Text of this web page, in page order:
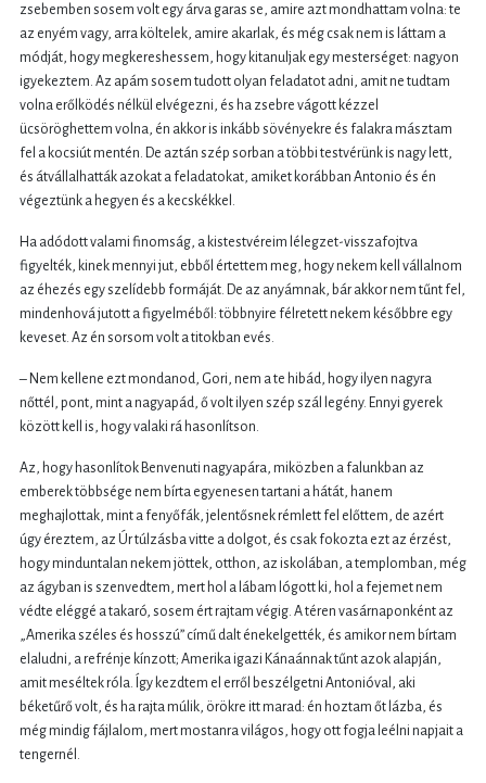
zsebemben sosem volt egy árva garas se, amire azt mondhattam volna: te
az enyém vagy, arra költelek, amire akarlak, és még csak nem is láttam a
módját, hogy megkereshessem, hogy kitanuljak egy mesterséget: nagyon
igyekeztem. Az apám sosem tudott olyan feladatot adni, amit ne tudtam
volna erőlködés nélkül elvégezni, és ha zsebre vágott kézzel
ücsöröghettem volna, én akkor is inkább sövényekre és falakra másztam
fel a kocsiút mentén. De aztán szép sorban a többi testvérünk is nagy lett,
és átvállalhatták azokat a feladatokat, amiket korábban Antonio és én
végeztünk a hegyen és a kecskékkel.
Ha adódott valami finomság, a kistestvéreim lélegzet-visszafojtva
figyelték, kinek mennyi jut, ebből értettem meg, hogy nekem kell vállalnom
az éhezés egy szelídebb formáját. De az anyámnak, bár akkor nem tűnt fel,
mindenhová jutott a figyelméből: többnyire félretett nekem későbbre egy
keveset. Az én sorsom volt a titokban evés.
– Nem kellene ezt mondanod, Gori, nem a te hibád, hogy ilyen nagyra
nőttél, pont, mint a nagyapád, ő volt ilyen szép szál legény. Ennyi gyerek
között kell is, hogy valaki rá hasonlítson.
Az, hogy hasonlítok Benvenuti nagyapára, miközben a falunkban az
emberek többsége nem bírta egyenesen tartani a hátát, hanem
meghajlottak, mint a fenyőfák, jelentősnek rémlett fel előttem, de azért
úgy éreztem, az Úr túlzásba vitte a dolgot, és csak fokozta ezt az érzést,
hogy minduntalan nekem jöttek, otthon, az iskolában, a templomban, még
az ágyban is szenvedtem, mert hol a lábam lógott ki, hol a fejemet nem
védte eléggé a takaró, sosem ért rajtam végig. A téren vasárnaponként az
„Amerika széles és hosszú” című dalt énekelgették, és amikor nem bírtam
elaludni, a refrénje kínzott; Amerika igazi Kánaánnak tűnt azok alapján,
amit meséltek róla. Így kezdtem el erről beszélgetni Antonióval, aki
béketűrő volt, és ha rajta múlik, örökre itt marad: én hoztam őt lázba, és
még mindig fájlalom, mert mostanra világos, hogy ott fogja leélni napjait a
tengernél.